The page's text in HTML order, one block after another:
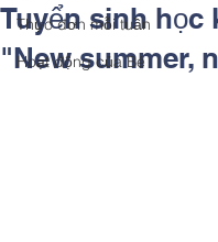
Thực đơn mỗi tuần
Hoạt động của Bé
Tuyển sinh học
"New summer,